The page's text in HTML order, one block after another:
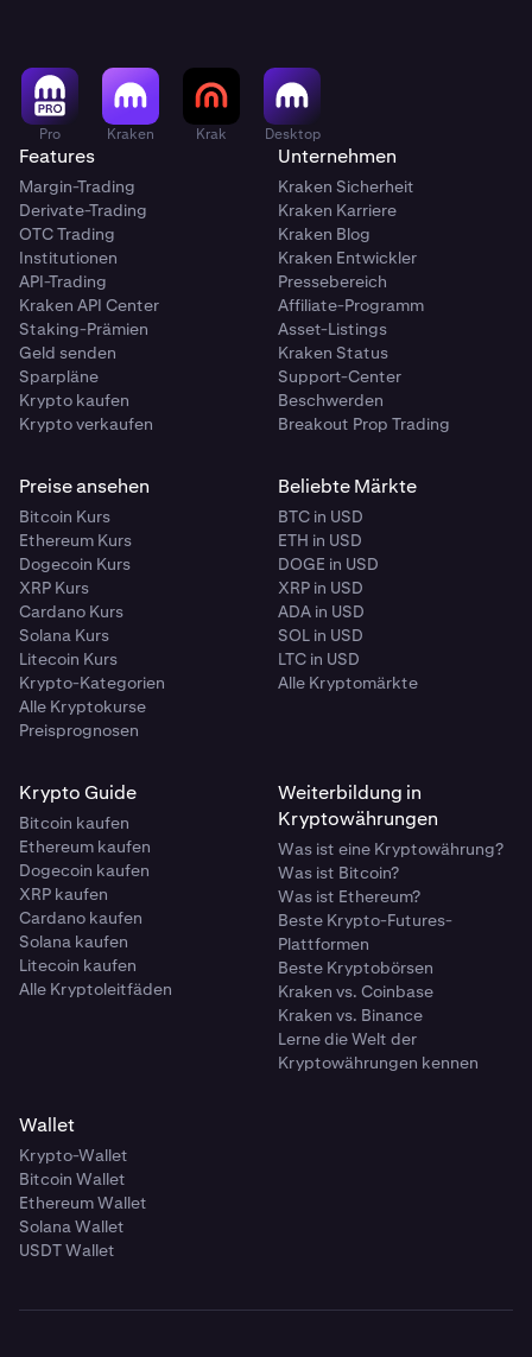
Pro Kraken Krak Desktop
Features
Margin-Trading
Derivate-Trading
OTC Trading
Institutionen
API-Trading
Kraken API Center
Staking-Prämien
Geld senden
Sparpläne
Krypto kaufen
Krypto verkaufen
Unternehmen
Kraken Sicherheit
Kraken Karriere
Kraken Blog
Kraken Entwickler
Pressebereich
Affiliate-Programm
Asset-Listings
Kraken Status
Support-Center
Beschwerden
Breakout Prop Trading
Preise ansehen
Bitcoin Kurs
Ethereum Kurs
Dogecoin Kurs
XRP Kurs
Cardano Kurs
Solana Kurs
Litecoin Kurs
Krypto-Kategorien
Alle Kryptokurse
Preisprognosen
Beliebte Märkte
BTC in USD
ETH in USD
DOGE in USD
XRP in USD
ADA in USD
SOL in USD
LTC in USD
Alle Kryptomärkte
Krypto Guide
Bitcoin kaufen
Ethereum kaufen
Dogecoin kaufen
XRP kaufen
Cardano kaufen
Solana kaufen
Litecoin kaufen
Alle Kryptoleitfäden
Weiterbildung in
Kryptowährungen
Was ist eine Kryptowährung?
Was ist Bitcoin?
Was ist Ethereum?
Beste Krypto-Futures-
Plattformen
Beste Kryptobörsen
Kraken vs. Coinbase
Kraken vs. Binance
Lerne die Welt der
Kryptowährungen kennen
Wallet
Krypto-Wallet
Bitcoin Wallet
Ethereum Wallet
Solana Wallet
USDT Wallet